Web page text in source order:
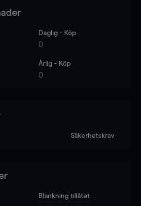
Daglig - Köp
0
Årlig - Köp
0
Säkerhetskrav
Blankning tillåtet